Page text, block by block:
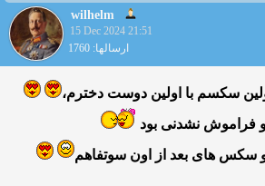
wilhelm
15 Dec 2024 21:51
ارسالها: 1760
سکسم با اولین دوست دخترم،
نشدنی بود
سکس های بعد از اون سوتفاهم